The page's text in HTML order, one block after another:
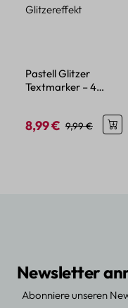
Pastell Glitzer
Textmarker – 4
Verkaufspreis:
8,99 € Regulärer
9,99 €
Newsletter
Abonniere unseren